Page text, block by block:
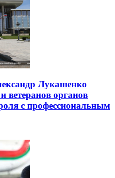
Лукашенко
ветеранов органов
с профессиональным